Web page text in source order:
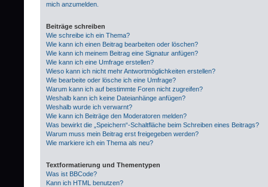
mich anzumelden.
Beiträge schreiben
Wie schreibe ich ein Thema?
Wie kann ich einen Beitrag bearbeiten oder löschen?
Wie kann ich meinem Beitrag eine Signatur anfügen?
Wie kann ich eine Umfrage erstellen?
Wieso kann ich nicht mehr Antwortmöglichkeiten erstellen?
Wie bearbeite oder lösche ich eine Umfrage?
Warum kann ich auf bestimmte Foren nicht zugreifen?
Weshalb kann ich keine Dateianhänge anfügen?
Weshalb wurde ich verwarnt?
Wie kann ich Beiträge den Moderatoren melden?
Was bewirkt die „Speichern“-Schaltfläche beim Schreiben eines Beitrags?
Warum muss mein Beitrag erst freigegeben werden?
Wie markiere ich ein Thema als neu?
Textformatierung und Thementypen
Was ist BBCode?
Kann ich HTML benutzen?